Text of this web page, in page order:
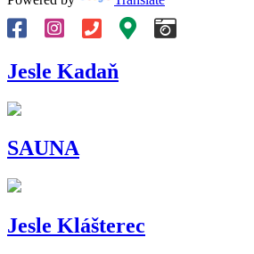
Jesle Kadaň
SAUNA
Jesle Klášterec